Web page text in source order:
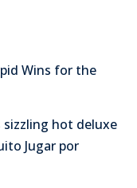
Wins for the
sizzling hot deluxe
Jugar por